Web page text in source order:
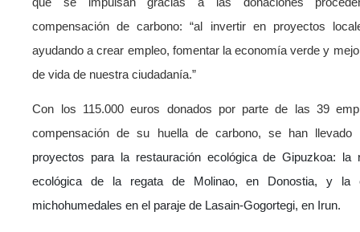
compensación de carbono: “al invertir en proyectos
ayudando a crear empleo, fomentar la economía verde y
de vida de nuestra ciudadanía.”
Con los 115.000 euros donados por parte de las 39
compensación de su huella de carbono, se han
proyectos para la restauración ecológica de Gipuzkoa: la
ecológica de la regata de Molinao, en Donostia, y la
michohumedales en el paraje de Lasain-Gogortegi, en Irun.